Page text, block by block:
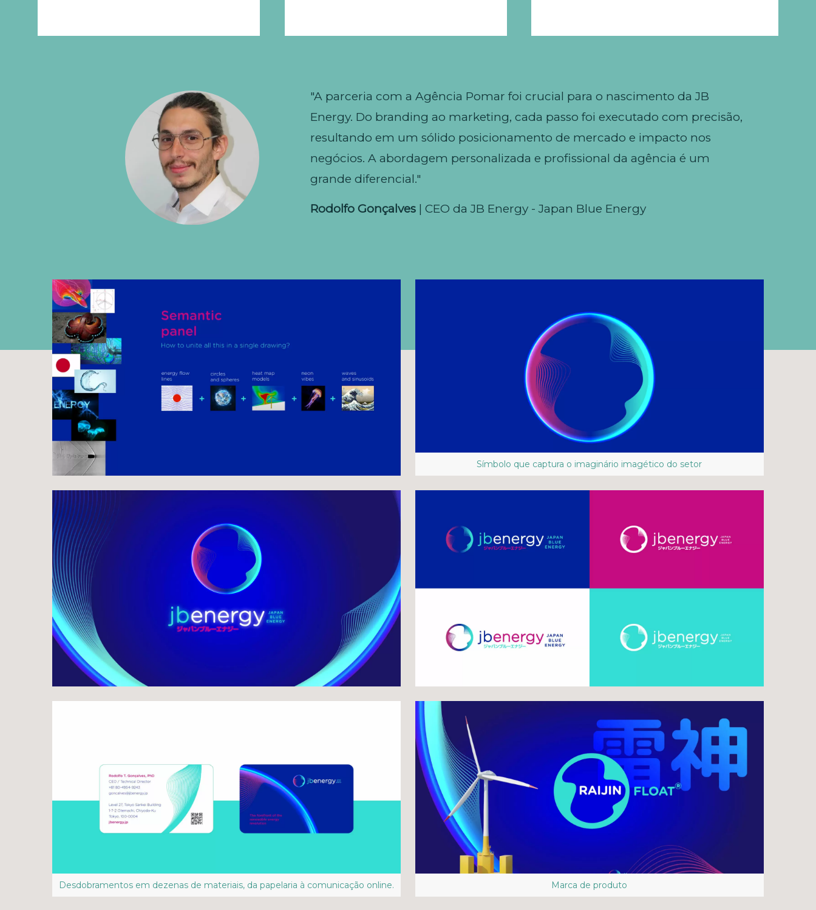
"A parceria com a Agência Pomar foi crucial para o nascimento da JB
Energy. Do branding ao marketing, cada passo foi executado com precisão,
resultando em um sólido posicionamento de mercado e impacto nos
negócios. A abordagem personalizada e profissional da agência é um
grande diferencial."
Rodolfo Gonçalves| CEO da JB Energy - Japan Blue Energy
Símbolo que captura o imaginário imagético do setor
Desdobramentos em dezenas de materiais, da papelaria à comunicação online. Marca de produto